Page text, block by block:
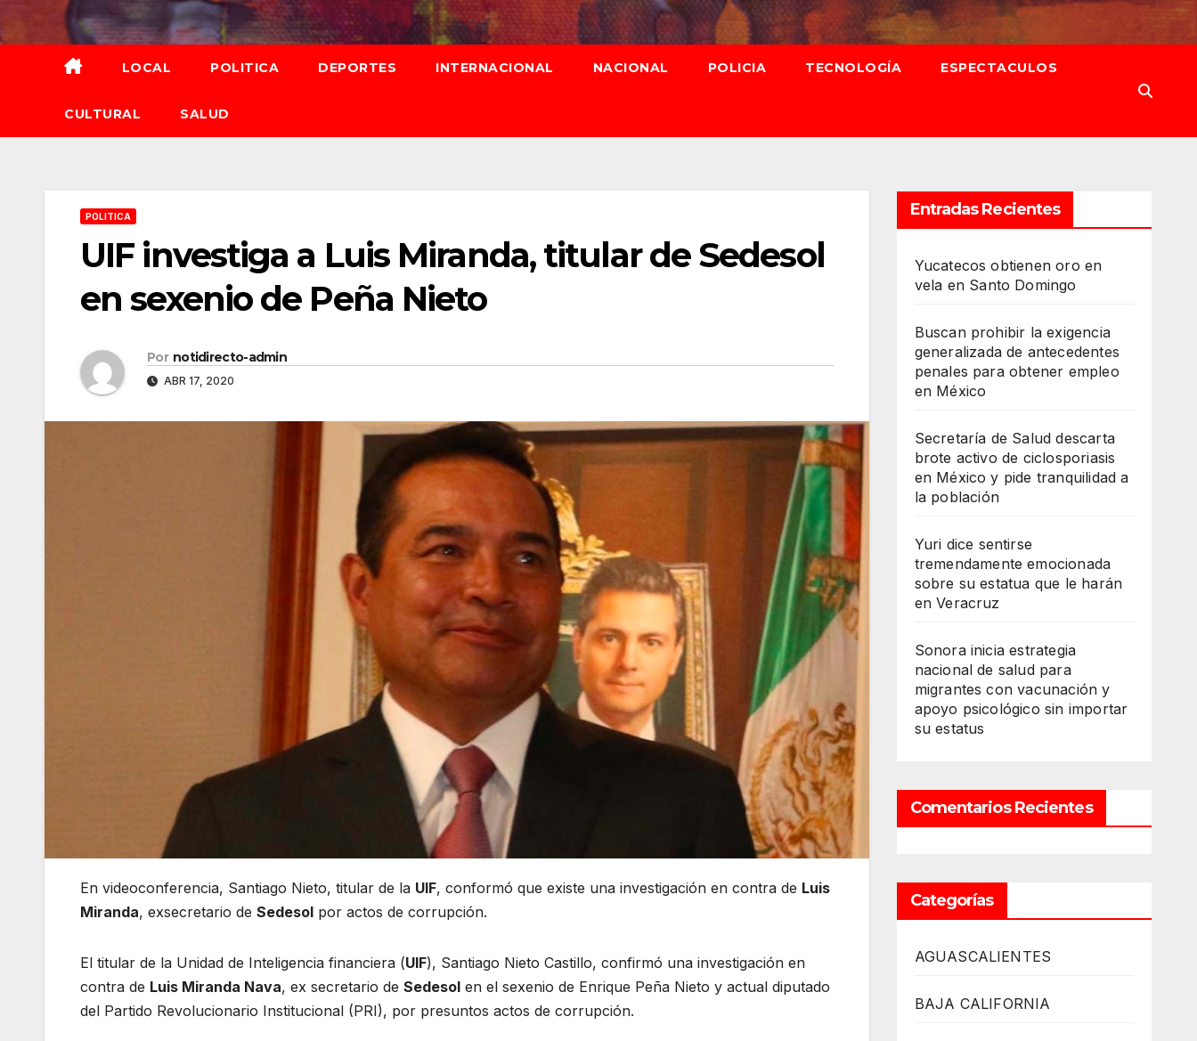
al
contenido
LOCAL POLITICA DEPORTES INTERNACIONAL NACIONAL POLICIA TECNOLOGÍA ESPECTACULOS
CULTURAL SALUD
POLITICA
UIF investiga a Luis Miranda, titular de Sedesol
en sexenio de Peña Nieto
Por notidirecto-admin
ABR 17, 2020
En videoconferencia, Santiago Nieto, titular de la UIF, conformó que existe una investigación en contra de Luis
Miranda, exsecretario de Sedesol por actos de corrupción.
El titular de la Unidad de Inteligencia financiera (UIF), Santiago Nieto Castillo, confirmó una investigación en
contra de Luis Miranda Nava, ex secretario de Sedesol en el sexenio de Enrique Peña Nieto y actual diputado
del Partido Revolucionario Institucional (PRI), por presuntos actos de corrupción.
Entradas Recientes
Yucatecos obtienen oro en
vela en Santo Domingo
Buscan prohibir la exigencia
generalizada de antecedentes
penales para obtener empleo
en México
Secretaría de Salud descarta
brote activo de ciclosporiasis
en México y pide tranquilidad a
la población
Yuri dice sentirse
tremendamente emocionada
sobre su estatua que le harán
en Veracruz
Sonora inicia estrategia
nacional de salud para
migrantes con vacunación y
apoyo psicológico sin importar
su estatus
Comentarios Recientes
Categorías
AGUASCALIENTES
BAJA CALIFORNIA